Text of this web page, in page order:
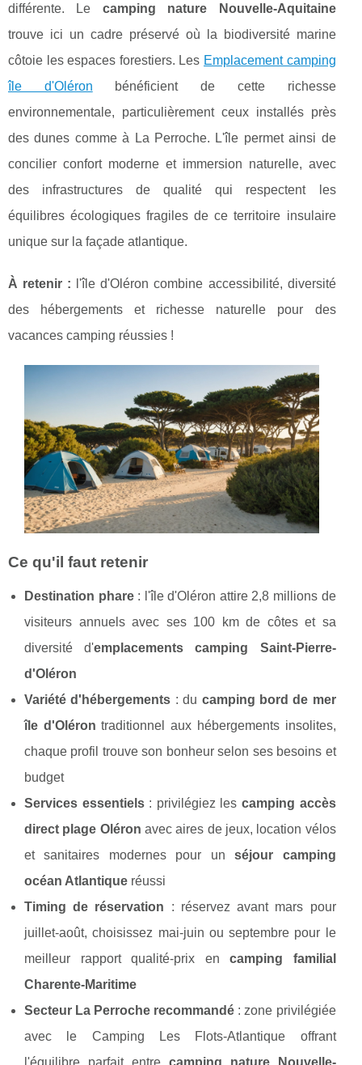
différente. Le camping nature Nouvelle-Aquitaine
trouve ici un cadre préservé où la biodiversité marine
côtoie les espaces forestiers. Les Emplacement camping
île d'Oléron bénéficient de cette richesse
environnementale, particulièrement ceux installés près
des dunes comme à La Perroche. L'île permet ainsi de
concilier confort moderne et immersion naturelle, avec
des infrastructures de qualité qui respectent les
équilibres écologiques fragiles de ce territoire insulaire
unique sur la façade atlantique.
À retenir : l'île d'Oléron combine accessibilité, diversité
des hébergements et richesse naturelle pour des
vacances camping réussies !
Ce qu'il faut retenir
Destination phare: l'île d'Oléron attire 2,8 millions de
visiteurs annuels avec ses 100 km de côtes et sa
diversité d'emplacements camping Saint-Pierre-
d'Oléron
Variété d'hébergements : du camping bord de mer
île d'Oléron traditionnel aux hébergements insolites,
chaque profil trouve son bonheur selon ses besoins et
budget
Services essentiels: privilégiez lescamping accès
direct plage Oléron avec aires de jeux, location vélos
et sanitaires modernes pour unséjour camping
océan Atlantique réussi
Timing de réservation : réservez avant mars pour
juillet-août, choisissez mai-juin ou septembre pour le
meilleur rapport qualité-prix encamping familial
Charente-Maritime
Secteur La Perroche recommandé : zone privilégiée
avec le Camping Les Flots-Atlantique offrant